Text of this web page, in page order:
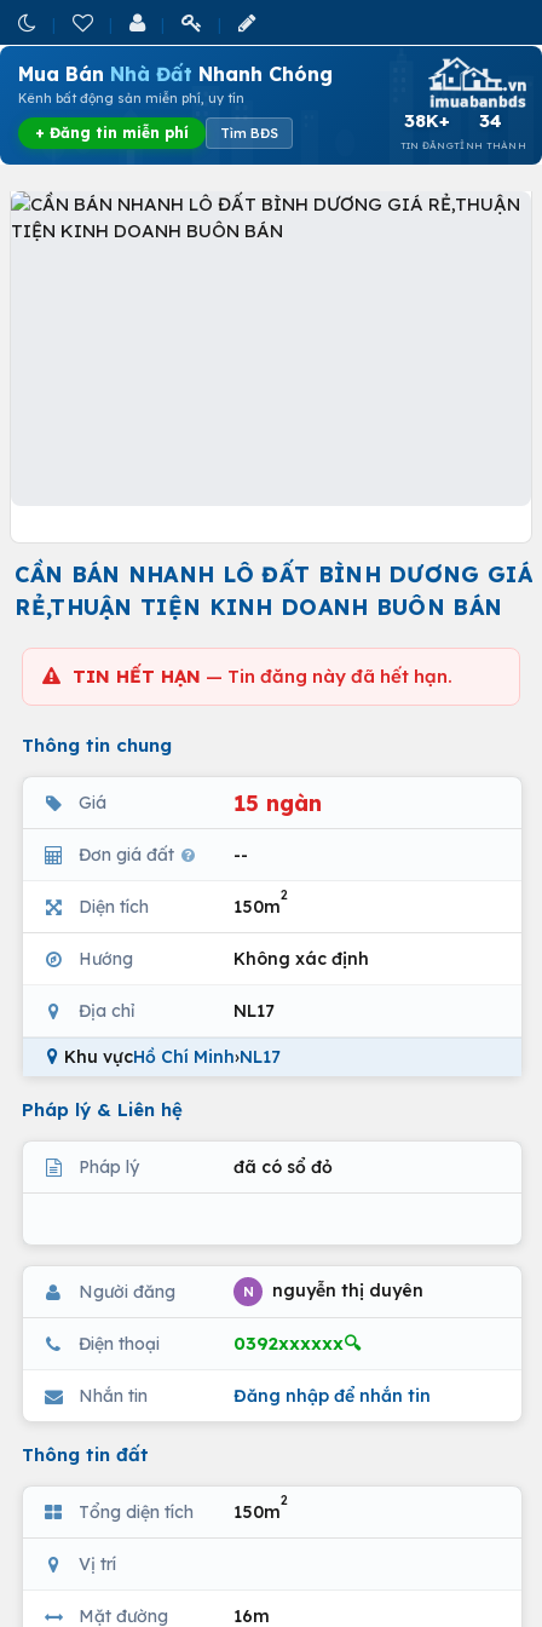
Mua Bán Nhà Đất Nhanh Chóng
Kênh bất động sản miễn phí, uy tín
+ Đăng tin miễn phí Tìm BĐS
38K+
TIN ĐĂNG
34
TỈNH THÀNH
CẦN BÁN NHANH LÔ ĐẤT BÌNH DƯƠNG GIÁ
RẺ,THUẬN TIỆN KINH DOANH BUÔN BÁN
TIN HẾT HẠN — Tin đăng này đã hết hạn.
Thông tin chung
Giá 15 ngàn
Đơn giá đất --
Diện tích 150m
2
Hướng Không xác định
Địa chỉ NL17
Khu vựcHồ Chí Minh›NL17
Pháp lý & Liên hệ
Pháp lý đã có sổ đỏ
Người đăng N nguyễn thị duyên
Điện thoại 0392xxxxxx🔍
Nhắn tin Đăng nhập để nhắn tin
Thông tin đất
Tổng diện tích 150m
2
Vị trí
Mặt đường 16m